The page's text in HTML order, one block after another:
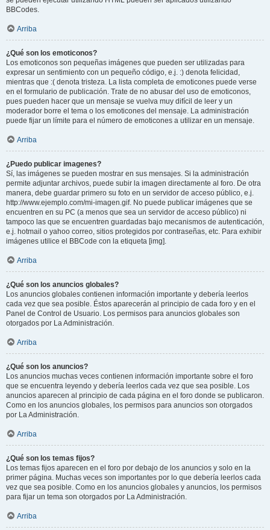
BBCodes.
Arriba
¿Qué son los emoticonos?
Los emoticonos son pequeñas imágenes que pueden ser utilizadas para
expresar un sentimiento con un pequeño código, e.j. :) denota felicidad,
mientras que :( denota tristeza. La lista completa de emoticones puede verse
en el formulario de publicación. Trate de no abusar del uso de emoticonos,
pues pueden hacer que un mensaje se vuelva muy difícil de leer y un
moderador borre el tema o los emoticones del mensaje. La administración
puede fijar un límite para el número de emoticones a utilizar en un mensaje.
Arriba
¿Puedo publicar imagenes?
Sí, las imágenes se pueden mostrar en sus mensajes. Si la administración
permite adjuntar archivos, puede subir la imagen directamente al foro. De otra
manera, debe guardar primero su foto en un servidor de acceso público, e.j.
http://www.ejemplo.com/mi-imagen.gif. No puede publicar imágenes que se
encuentren en su PC (a menos que sea un servidor de acceso público) ni
tampoco las que se encuentren guardadas bajo mecanismos de autenticación,
e.j. hotmail o yahoo correo, sitios protegidos por contraseñas, etc. Para exhibir
imágenes utilice el BBCode con la etiqueta [img].
Arriba
¿Qué son los anuncios globales?
Los anuncios globales contienen información importante y debería leerlos
cada vez que sea posible. Éstos aparecerán al principio de cada foro y en el
Panel de Control de Usuario. Los permisos para anuncios globales son
otorgados por La Administración.
Arriba
¿Qué son los anuncios?
Los anuncios muchas veces contienen información importante sobre el foro
que se encuentra leyendo y debería leerlos cada vez que sea posible. Los
anuncios aparecen al principio de cada página en el foro donde se publicaron.
Como en los anuncios globales, los permisos para anuncios son otorgados
por La Administración.
Arriba
¿Qué son los temas fijos?
Los temas fijos aparecen en el foro por debajo de los anuncios y solo en la
primer página. Muchas veces son importantes por lo que debería leerlos cada
vez que sea posible. Como en los anuncios globales y anuncios, los permisos
para fijar un tema son otorgados por La Administración.
Arriba